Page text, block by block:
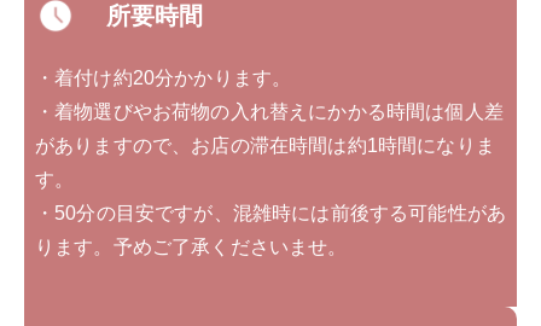
所要時間
・着付け約20分かかります。
・着物選びやお荷物の入れ替えにかかる時間は個人差
がありますので、お店の滞在時間は約1時間になりま
す。
・50分の目安ですが、混雑時には前後する可能性があ
ります。予めご了承くださいませ。